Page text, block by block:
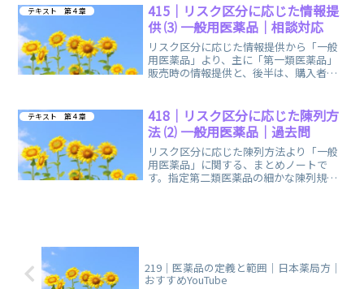
テキスト 第４章
415｜リスク区分に応じた情報提
供 ⑶ 一般用医薬品｜相談対応
リスク区分に応じた情報提供から「一般
用医薬品」より、主に「第一類医薬品」
販売時の情報提供と、後半は、購入者な
テキスト 第４章
418｜リスク区分に応じた陳列方
法 ⑵ 一般用医薬品｜過去問
リスク区分に応じた陳列方法より「一般
用医薬品」に関する、まとめノートで
す。指定第二類医薬品の細かな陳列規則
219｜医薬品の定義と範囲｜日本薬局方｜
おすすめYouTube